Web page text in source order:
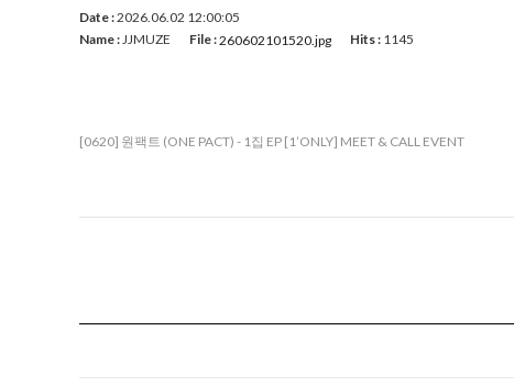
Date :2026.06.02 12:00:05
Name :JJMUZE File :260602101520.jpg Hits : 1145
[0620] 원팩트 (ONE PACT) - 1집 EP [1’ONLY] MEET & CALL EVENT